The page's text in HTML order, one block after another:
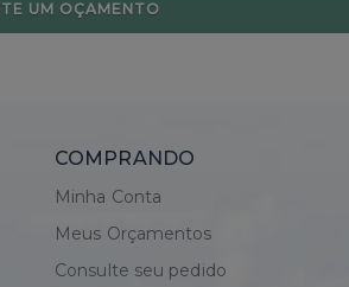
UM OÇAMENTO
COMPRANDO
Minha Conta
Meus Orçamentos
Consulte seu pedido